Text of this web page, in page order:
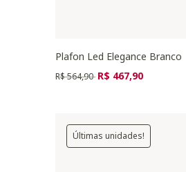
Plafon Led Elegance Branco
Preço reduzido de
R$ 564,90 para
R$ 467,90
Últimas unidades!